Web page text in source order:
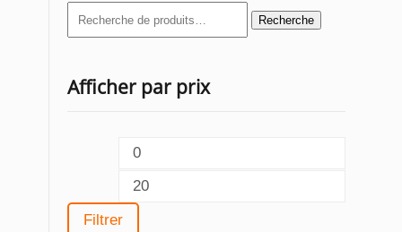
Recherche
pour :
Recherche
Afficher par prix
maxFiltrer